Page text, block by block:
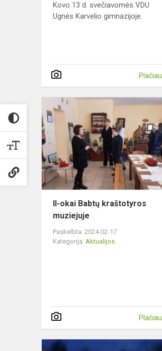
Kovo 13 d. svečiavomės VDU
Ugnės Karvelio gimnazijoje.
Plačiau
II-okai Babtų kraštotyros
muziejuje
Paskelbta: 2024-02-17
Kategorija: Aktualijos
Plačiau